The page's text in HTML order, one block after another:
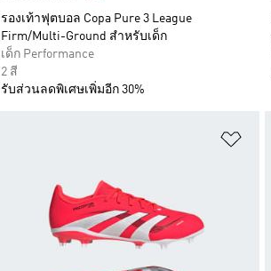
รองเท้าฟุตบอล Copa Pure 3 League
Firm/Multi-Ground สำหรับเด็ก
เด็ก Performance
2 สี
รับส่วนลดพิเศษเพิ่มอีก 30%